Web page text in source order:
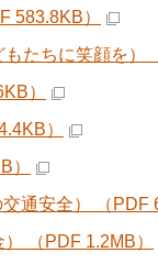
583.8KB）
たちに笑顔を）
）
）
）
通安全） （PDF
（PDF 1.2MB）